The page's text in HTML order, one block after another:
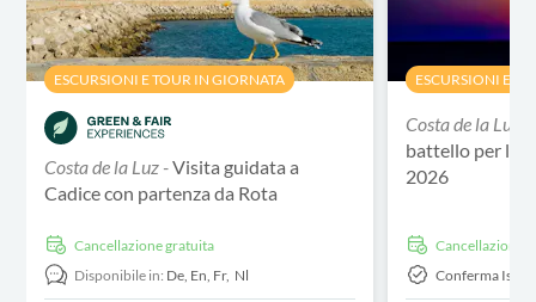
ESCURSIONI E TOUR IN GIORNATA
Costa de la Luz -Visita guidata a
Cadice con partenza da Rota
Cancellazione gratuita
Disponibile in: De, En, Fr, Nl
ESCURSIONI E
Costa de la Luz -
battello per
2026
Cancellazione
Conferma